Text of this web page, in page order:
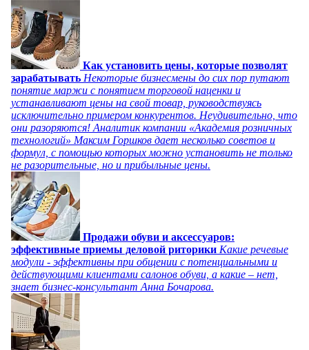
Как установить цены, которые позволят
зарабатывать Некоторые бизнесмены до сих пор путают
понятие маржи с понятием торговой наценки и
устанавливают цены на свой товар, руководствуясь
исключительно примером конкурентов. Неудивительно, что
они разоряются! Аналитик компании «Академия розничных
технологий» Максим Горшков дает несколько советов и
формул, с помощью которых можно установить не только
не разорительные, но и прибыльные цены.
Продажи обуви и аксессуаров:
эффективные приемы деловой риторики Какие речевые
модули - эффективны при общении с потенциальными и
действующими клиентами салонов обуви, а какие – нет,
знает бизнес-консультант Анна Бочарова.